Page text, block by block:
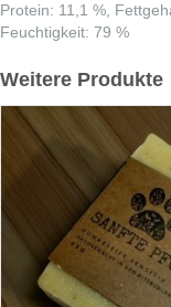
Protein: 11,1 %,
Feuchtigkeit: 79 %
Weitere Produkte